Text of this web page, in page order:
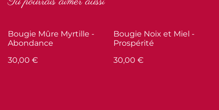
Bougie Mûre Myrtille -
Abondance
30,00 €
Bougie Noix et Miel -
Prospérité
30,00 €